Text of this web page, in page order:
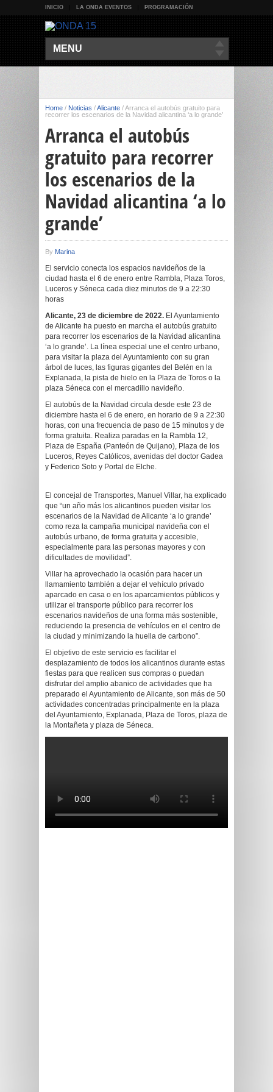
INICIO LA ONDA EVENTOS PROGRAMACIÓN
MENU
Home / Noticias /Alicante /Arranca el autobús gratuito para
recorrer los escenarios de la Navidad alicantina ‘a lo grande’
Arranca el autobús
gratuito para recorrer
los escenarios de la
Navidad alicantina ‘a lo
grande’
By Marina
El servicio conecta los espacios navideños de la
ciudad hasta el 6 de enero entre Rambla, Plaza Toros,
Luceros y Séneca cada diez minutos de 9 a 22:30
horas
Alicante, 23 de diciembre de 2022. El Ayuntamiento
de Alicante ha puesto en marcha el autobús gratuito
para recorrer los escenarios de la Navidad alicantina
‘a lo grande’. La línea especial une el centro urbano,
para visitar la plaza del Ayuntamiento con su gran
árbol de luces, las figuras gigantes del Belén en la
Explanada, la pista de hielo en la Plaza de Toros o la
plaza Séneca con el mercadillo navideño.
El autobús de la Navidad circula desde este 23 de
diciembre hasta el 6 de enero, en horario de 9 a 22:30
horas, con una frecuencia de paso de 15 minutos y de
forma gratuita. Realiza paradas en la Rambla 12,
Plaza de España (Panteón de Quijano), Plaza de los
Luceros, Reyes Católicos, avenidas del doctor Gadea
y Federico Soto y Portal de Elche.
El concejal de Transportes, Manuel Villar, ha explicado
que “un año más los alicantinos pueden visitar los
escenarios de la Navidad de Alicante ‘a lo grande’
como reza la campaña municipal navideña con el
autobús urbano, de forma gratuita y accesible,
especialmente para las personas mayores y con
dificultades de movilidad”.
Villar ha aprovechado la ocasión para hacer un
llamamiento también a dejar el vehículo privado
aparcado en casa o en los aparcamientos públicos y
utilizar el transporte público para recorrer los
escenarios navideños de una forma más sostenible,
reduciendo la presencia de vehículos en el centro de
la ciudad y minimizando la huella de carbono”.
El objetivo de este servicio es facilitar el
desplazamiento de todos los alicantinos durante estas
fiestas para que realicen sus compras o puedan
disfrutar del amplio abanico de actividades que ha
preparado el Ayuntamiento de Alicante, son más de 50
actividades concentradas principalmente en la plaza
del Ayuntamiento, Explanada, Plaza de Toros, plaza de
la Montañeta y plaza de Séneca.